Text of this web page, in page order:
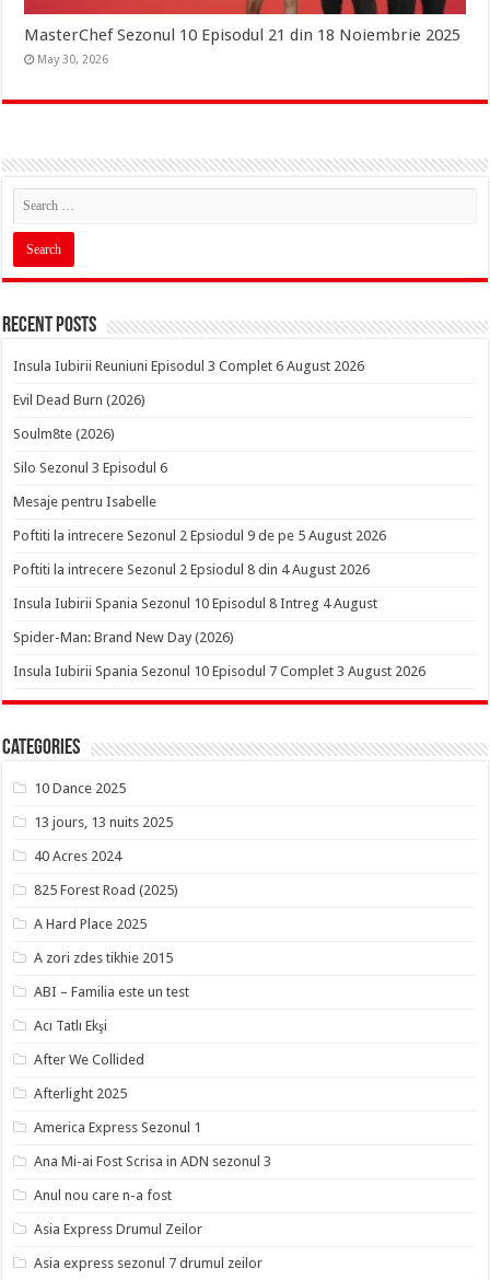
MasterChef Sezonul 10 Episodul 21 din 18 Noiembrie 2025
May 30, 2026
Recent Posts
Insula Iubirii Reuniuni Episodul 3 Complet 6 August 2026
Evil Dead Burn (2026)
Soulm8te (2026)
Silo Sezonul 3 Episodul 6
Mesaje pentru Isabelle
Poftiti la intrecere Sezonul 2 Epsiodul 9 de pe 5 August 2026
Poftiti la intrecere Sezonul 2 Epsiodul 8 din 4 August 2026
Insula Iubirii Spania Sezonul 10 Episodul 8 Intreg 4 August
Spider-Man: Brand New Day (2026)
Insula Iubirii Spania Sezonul 10 Episodul 7 Complet 3 August 2026
Categories
10 Dance 2025
13 jours, 13 nuits 2025
40 Acres 2024
825 Forest Road (2025)
A Hard Place 2025
A zori zdes tikhie 2015
ABI – Familia este un test
Acı Tatlı Ekşi
After We Collided
Afterlight 2025
America Express Sezonul 1
Ana Mi-ai Fost Scrisa in ADN sezonul 3
Anul nou care n-a fost
Asia Express Drumul Zeilor
Asia express sezonul 7 drumul zeilor